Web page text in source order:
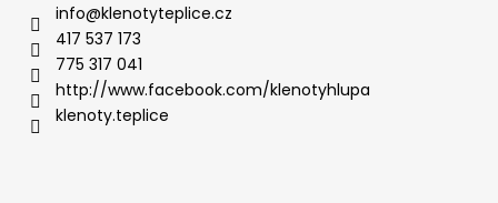
info@klenotyteplice.cz
417 537 173
775 317 041
http://www.facebook.com/klenotyhlupa
klenoty.teplice